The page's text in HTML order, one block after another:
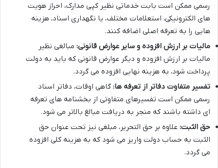
رسمی ممکن است بابت خدماتی نظیر کپی مدارک، احراز هویت
های الکترونیکی، استعلامات مختلف، یا نگهداری اسناد، هزینه
هایی را به تعرفه اصلی اضافه کنند.
مالیات بر ارزش افزوده و سایر عوارض قانونی: مبالغی نظیر
مالیات بر ارزش افزوده و دیگر عوارض قانونی که باید به دولت
پرداخت شود، به هزینه نهایی افزوده می گردد.
تفسیر متفاوت دفاتر از تعرفه ها: گاهی اوقات، دفاتر اسناد
رسمی ممکن است تفسیرهای متفاوتی از بخشنامه های تعرفه
ای داشته باشند که منجر به دریافت مبالغ بالاتر می شود.
حق الثبت: علاوه بر حق التحریر، مبلغی نیز تحت عنوان حق
الثبت به حساب دولت واریز می شود که به هزینه کلی افزوده
می گردد.